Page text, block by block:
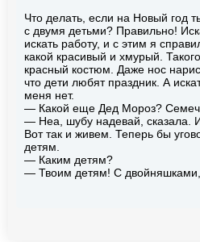
Что делать, если на Новый год
с двумя детьми? Правильно!
искать работу, и с этим я
какой красивый и хмурый.
красный костюм. Даже нос
что дети любят праздник. А
меня нет.
― Какой еще Дед Мороз?
― Неа, шубу надевай, сказала.
Вот так и живем. Теперь бы
детям.
― Каким детям?
― Твоим детям! С